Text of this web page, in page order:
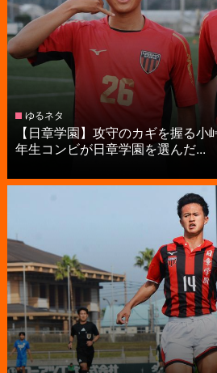
ゆるネタ
【日章学園】攻守のカギを握る
年生コンビが日章学園を選んだ...